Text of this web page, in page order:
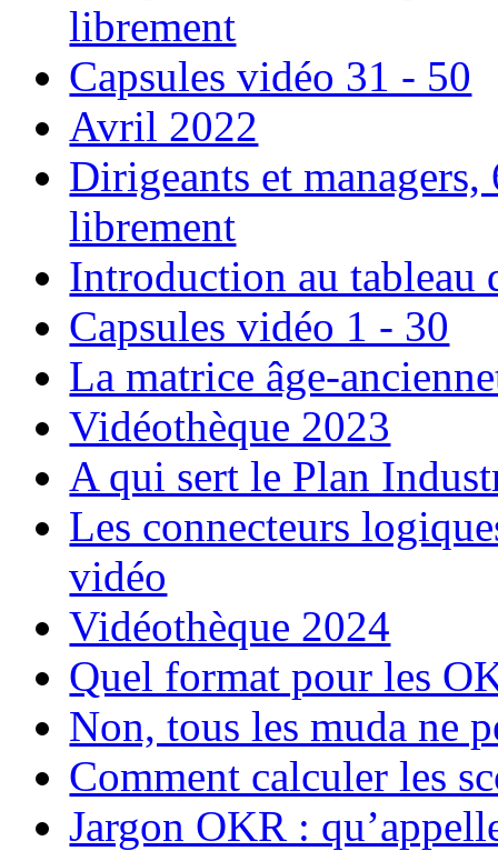
librement
Capsules vidéo 31 - 50
Avril 2022
Dirigeants et
librement
Introduction au tableau
Capsules vidéo 1 - 30
La matrice âge-
Vidéothèque 2023
A qui sert le Plan
Les connecteurs
vidéo
Vidéothèque 2024
Quel format pour les
Non, tous les muda ne
Comment calculer les
Jargon OKR :